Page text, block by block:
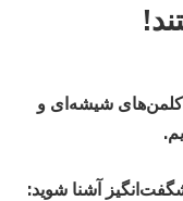
کلمن‌های شیشه‌ای و
آشنا شوید: